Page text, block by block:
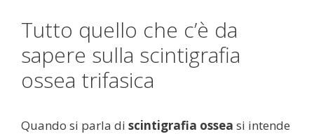
Tutto quello che c’è da
sapere sulla scintigrafia
ossea trifasica
Quando si parla di scintigrafia ossea si intende